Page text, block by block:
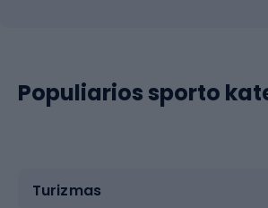
Populiarios sporto
Turizmas